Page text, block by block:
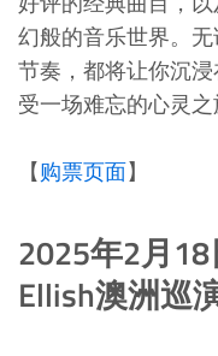
幻般的音乐世界。
节奏，都将让你沉
受一场难忘的心灵之
【购票页面】
2025年2月
Ellish澳洲巡